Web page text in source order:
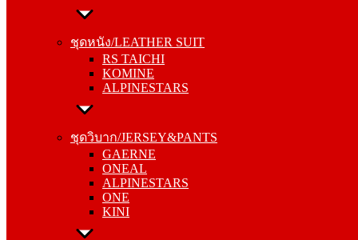
ชุดหนัง/LEATHER SUIT
RS TAICHI
KOMINE
ALPINESTARS
ชุดวิบาก/JERSEY&PANTS
GAERNE
ONEAL
ALPINESTARS
ONE
KINI
ชุดหนัง/LEATHER SUIT
KOMINE
ALPINESTARS
ชุดวิบาก/JERSEY&PANTS
ONEAL
ALPINESTARS
ONE
KINI
การ์ด/PROTECTOR